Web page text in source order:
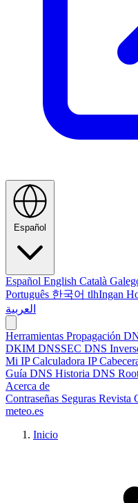
Español
Español English Català
Português 한국어 tlhIngan
العربية
Herramientas Propagación
DKIM DNSSEC DNS
Mi IPCalculadora IP
Guía DNS Historia DNS
Acerca de
Contraseñas Seguras Revista
meteo.es
Inicio